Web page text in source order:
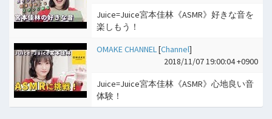
Juice=Juice宮本佳林《ASMR》好きな音を
楽しもう！
OMAKE CHANNEL [Channel]
2018/11/07 19:00:04 +0900
Juice=Juice宮本佳林《ASMR》心地良い音
体験！